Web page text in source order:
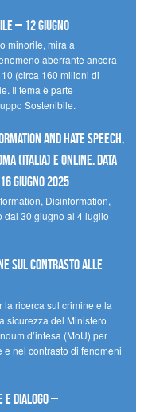
– 12 giugno
minorile, mira a
aberrante ancora
(circa 160 milioni di
Il tema è parte
Sostenibile.
and Hate Speech,
(Italia) e online. Data
giugno 2025
Disinformation,
dal 30 giugno al 4 luglio
sul contrasto alle
la ricerca sul crimine e la
sicurezza del Ministero
d’intesa (MoU) per
nel contrasto di fenomeni
e dialogo –